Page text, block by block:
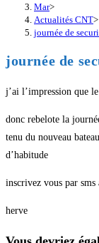
Mar>
Actualités CNT>
journée de
journée de
j’ai l’impression que
donc rebelote la
tenu du nouveau
d’habitude
inscrivez vous par sms
herve